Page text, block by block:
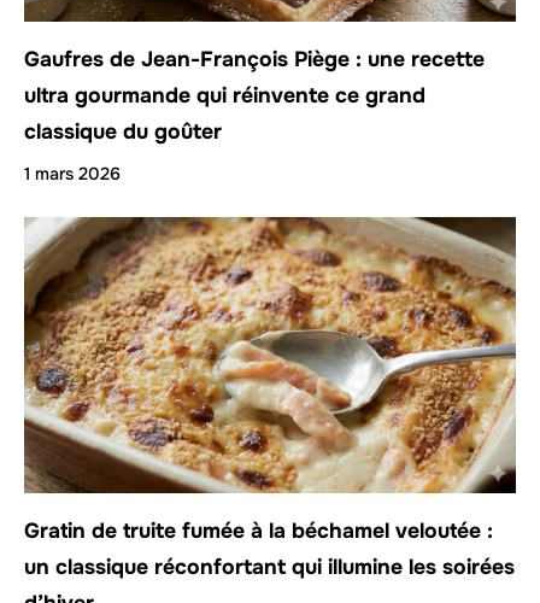
Gaufres de Jean-François Piège : une recette
ultra gourmande qui réinvente ce grand
classique du goûter
1 mars 2026
Gratin de truite fumée à la béchamel veloutée :
un classique réconfortant qui illumine les soirées